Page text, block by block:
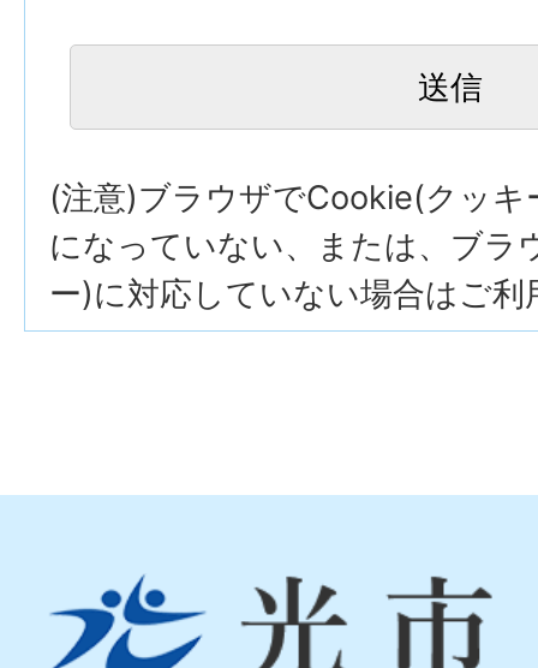
(注意)ブラウザでCookie(クッキ
になっていない、または、ブラ
ー)に対応していない場合はご利
市